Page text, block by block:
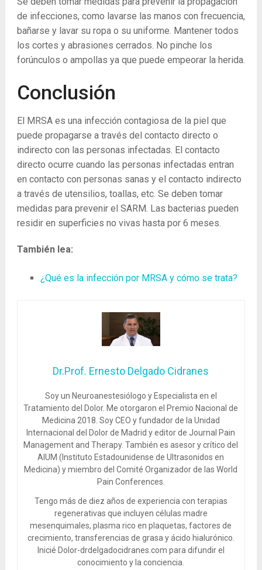
de infecciones, como lavarse las manos con frecuencia,
bañarse y lavar su ropa o su uniforme. Mantener todos
los cortes y abrasiones cerrados. No pinche los
forúnculos o ampollas ya que puede empeorar la herida.
Conclusión
El MRSA es una infección contagiosa de la piel que
puede propagarse a través del contacto directo o
indirecto con las personas infectadas. El contacto
directo ocurre cuando las personas infectadas entran
en contacto con personas sanas y el contacto indirecto
a través de utensilios, toallas, etc. Se deben tomar
medidas para prevenir el SARM. Las bacterias pueden
residir en superficies no vivas hasta por 6 meses.
También lea:
¿Qué es la infección por MRSA y cómo se trata?
Dr.Prof. Ernesto Delgado Cidranes
Soy un Neuroanestesiólogo y Especialista en el
Tratamiento del Dolor. Me otorgaron el Premio Nacional de
Medicina 2018. Soy CEO y fundador de la Unidad
Internacional del Dolor de Madrid y editor de Journal Pain
Management and Therapy. También es asesor y crítico del
AIUM (Instituto Estadounidense de Ultrasonidos en
Medicina) y miembro del Comité Organizador de las World
Pain Conferences.
Tengo más de diez años de experiencia con terapias
regenerativas que incluyen células madre
mesenquimales, plasma rico en plaquetas, factores de
crecimiento, transferencias de grasa y ácido hialurónico.
Inicié Dolor-drdelgadocidranes.com para difundir el
conocimiento y la conciencia.